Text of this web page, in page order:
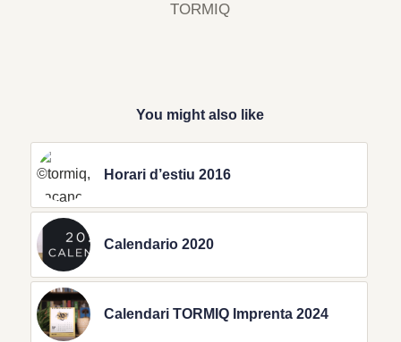
TORMIQ
You might also like
Horari d’estiu 2016
Calendario 2020
Calendari TORMIQ Imprenta 2024